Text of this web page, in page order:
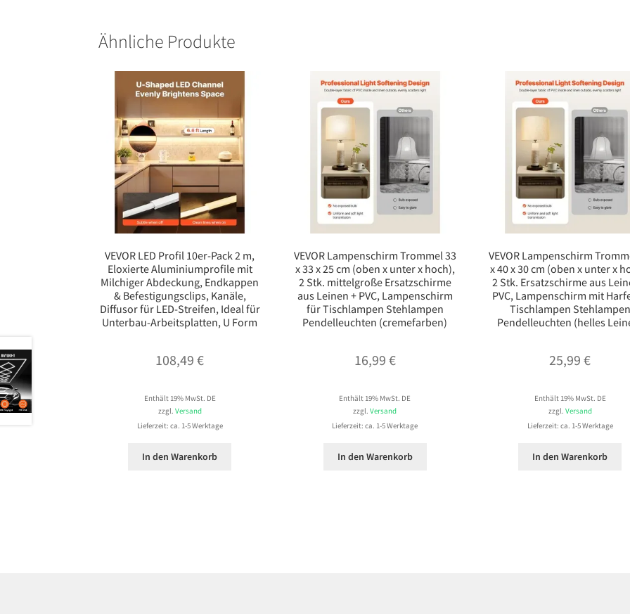
Ähnliche Produkte
VEVOR LED Profil 10er-Pack 2 m,
Eloxierte Aluminiumprofile mit
Milchiger Abdeckung, Endkappen
& Befestigungsclips, Kanäle,
Diffusor für LED-Streifen, Ideal für
Unterbau-Arbeitsplatten, U Form
108,49€
Enthält 19% MwSt. DE
zzgl. Versand
Lieferzeit: ca. 1-5 Werktage
In den Warenkorb
VEVOR Lampenschirm Trommel 33
x 33 x 25 cm (oben x unter x hoch),
2 Stk. mittelgroße Ersatzschirme
aus Leinen + PVC, Lampenschirm
für Tischlampen Stehlampen
Pendelleuchten (cremefarben)
16,99 €
Enthält 19% MwSt. DE
zzgl.Versand
Lieferzeit: ca. 1-5 Werktage
In den Warenkorb
VEVOR Lampenschirm
x 40 x 30 cm (oben x unter x
2 Stk. Ersatzschirme aus
PVC, Lampenschirm mit
Tischlampen Stehlampen
Pendelleuchten (helles
25,99€
Enthält 19% MwSt. DE
zzgl. Versand
Lieferzeit: ca. 1-5 Werktage
In den Warenkorb